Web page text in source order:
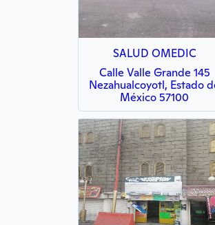
SALUD OMEDIC
Calle Valle Grande 145
Nezahualcoyotl, Estado
México 57100